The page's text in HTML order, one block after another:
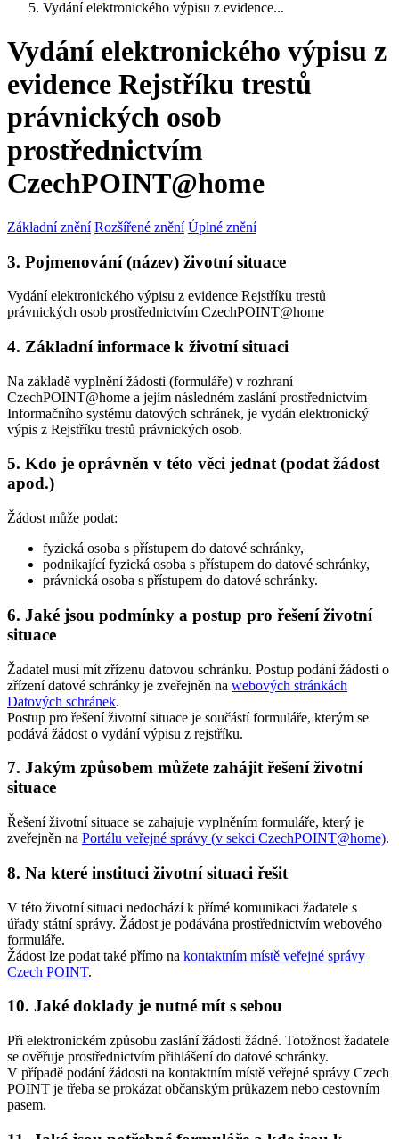
Vydání elektronického výpisu z evidence...
Vydání elektronického výpisu z
evidence Rejstříku trestů
právnických osob
prostřednictvím
CzechPOINT@home
Základní znění Rozšířené znění Úplné znění
3. Pojmenování (název) životní situace
Vydání elektronického výpisu z evidence Rejstříku trestů
právnických osob prostřednictvím CzechPOINT@home
4. Základní informace k životní situaci
Na základě vyplnění žádosti (formuláře) v rozhraní
CzechPOINT@home a jejím následném zaslání prostřednictvím
Informačního systému datových schránek, je vydán elektronický
výpis z Rejstříku trestů právnických osob.
5. Kdo je oprávněn v této věci jednat (podat žádost
apod.)
Žádost může podat:
fyzická osoba s přístupem do datové schránky,
podnikající fyzická osoba s přístupem do datové schránky,
právnická osoba s přístupem do datové schránky.
6. Jaké jsou podmínky a postup pro řešení životní
situace
Žadatel musí mít zřízenu datovou schránku. Postup podání žádosti o
zřízení datové schránky je zveřejněn na webových stránkách
Datových schránek.
Postup pro řešení životní situace je součástí formuláře, kterým se
podává žádost o vydání výpisu z rejstříku.
7. Jakým způsobem můžete zahájit řešení životní
situace
Řešení životní situace se zahajuje vyplněním formuláře, který je
zveřejněn na Portálu veřejné správy (v sekci CzechPOINT@home).
8. Na které instituci životní situaci řešit
V této životní situaci nedochází k přímé komunikaci žadatele s
úřady státní správy. Žádost je podávána prostřednictvím webového
formuláře.
Žádost lze podat také přímo na kontaktním místě veřejné správy
Czech POINT.
10. Jaké doklady je nutné mít s sebou
Při elektronickém způsobu zaslání žádosti žádné. Totožnost žadatele
se ověřuje prostřednictvím přihlášení do datové schránky.
V případě podání žádosti na kontaktním místě veřejné správy Czech
POINT je třeba se prokázat občanským průkazem nebo cestovním
pasem.